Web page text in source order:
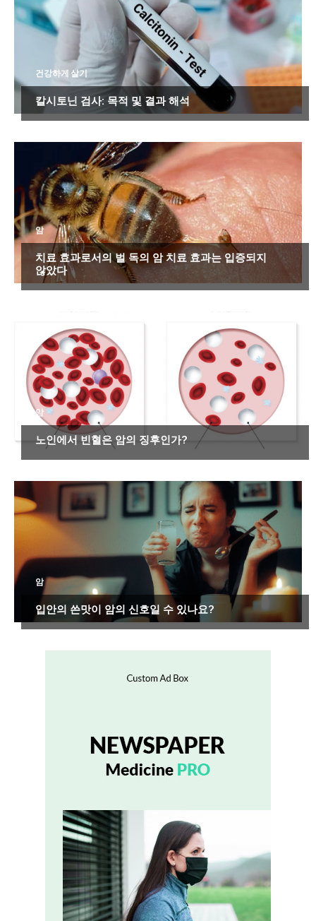
건강하게 살기
칼시토닌 검사: 목적 및 결과 해석
암
치료 효과로서의 벌 독의 암 치료 효과는 입증되지
않았다
암
노인에서 빈혈은 암의 징후인가?
암
입안의 쓴맛이 암의 신호일 수 있나요?